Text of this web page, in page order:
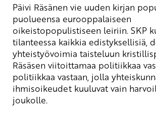
Päivi Räsänen vie uuden kirjan
puolueensa eurooppalaiseen
oikeistopopulistiseen leiriin. SKP
tilanteessa kaikkia edistyksellisiä,
yhteistyövoimia taisteluun
Räsäsen viitoittamaa politiikkaa
politiikkaa vastaan, jolla
ihmisoikeudet kuuluvat vain
joukolle.